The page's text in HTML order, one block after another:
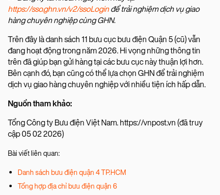
https://sso.ghn.vn/v2/ssoLoginđể trải nghiệm dịch vụ giao
hàng chuyên nghiệp cùng GHN.
Trên đây là danh sách 11 bưu cục bưu điện Quận 5 (cũ) vẫn
đang hoạt động trong năm 2026. Hi vọng những thông tin
trên đã giúp bạn gửi hàng tại các bưu cục này thuận lợi hơn.
Bên cạnh đó, bạn cũng có thể lựa chọn GHN để trải nghiệm
dịch vụ giao hàng chuyên nghiệp với nhiều tiện ích hấp dẫn.
Nguồn tham khảo:
Tổng Công ty Bưu điện Việt Nam. https://vnpost.vn (đã truy
cập 05 02 2026)
Bài viết liên quan:
Danh sách bưu điện quận 4 TP.HCM
Tổng hợp địa chỉ bưu điện quận 6